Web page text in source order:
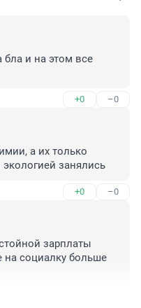
бла и на этом все
+0 –0
а их только
занялись
+0 –0
зарплаты
на социалку больше